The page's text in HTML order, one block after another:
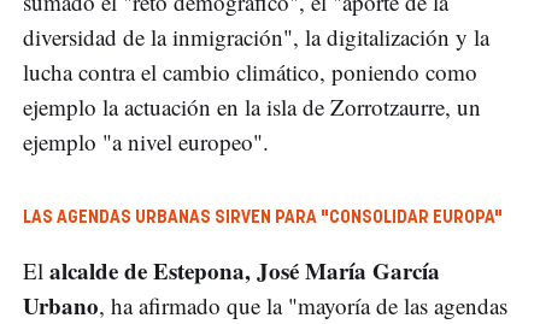
diversidad de la inmigración", la digitalización y la
lucha contra el cambio climático, poniendo como
ejemplo la actuación en la isla de Zorrotzaurre, un
ejemplo "a nivel europeo".
LAS AGENDAS URBANAS SIRVEN PARA "CONSOLIDAR EUROPA"
El alcalde de Estepona, José María García
Urbano, ha afirmado que la "mayoría de las agendas